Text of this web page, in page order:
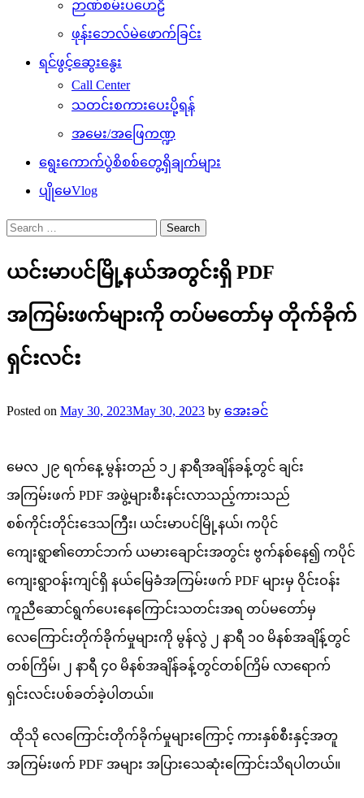
ဉာဏ်စမ်းပဟေဠိ
ဖုန်းဘေလ်မဲဖောက်ခြင်း
ရင်ဖွင့်ဆွေးနွေး
Call Center
သတင်းစကားပေးပို့ရန်
အမေး/အဖြေကဏ္ဍ
ရွေးကောက်ပွဲစိစစ်တွေ့ရှိချက်များ
ပျိုမေVlog
Search
for:
ယင်းမာပင်မြို့နယ်အတွင်းရှိ PDF
အကြမ်းဖက်များကို တပ်မတော်မှ တိုက်ခိုက်
ရှင်းလင်း
Posted on May 30, 2023May 30, 2023 by အေးခင်
မေလ ၂၉ ရက်နေ့ မွန်းတည် ၁၂ နာရီအချိန်ခန့်တွင် ချင်း
အကြမ်းဖက် PDF အဖွဲ့များစီးနင်းလာသည့်ကားသည်
စစ်ကိုင်းတိုင်းဒေသကြီး၊ ယင်းမာပင်မြို့နယ်၊ ကပိုင်
ကျေးရွာ၏တောင်ဘက် ယမားချောင်းအတွင်း ဗွက်နစ်နေ၍ ကပိုင်
ကျေးရွာဝန်းကျင်ရှိ နယ်မြေခံအကြမ်းဖက် PDF များမှ ဝိုင်းဝန်း
ကူညီဆောင်ရွက်ပေးနေကြောင်းသတင်းအရ တပ်မတော်မှ
လေကြောင်းတိုက်ခိုက်မှုများကို မွန်လွဲ ၂ နာရီ ၁၀ မိနစ်အချိန့်တွင်
တစ်ကြိမ်၊ ၂ နာရီ ၄၀ မိနစ်အချိန်ခန့်တွင်တစ်ကြိမ် လာရောက်
ရှင်းလင်းပစ်ခတ်ခဲ့ပါတယ်။
ထိုသို လေကြောင်းတိုက်ခိုက်မှုများကြောင့် ကားနှစ်စီးနှင့်အတူ
အကြမ်းဖက် PDF အများ အပြားသေဆုံးကြောင်းသိရပါတယ်။